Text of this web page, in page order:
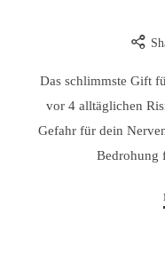
Das schlimmste Gift
vor 4 alltäglichen
Gefahr für dein
Bedrohung